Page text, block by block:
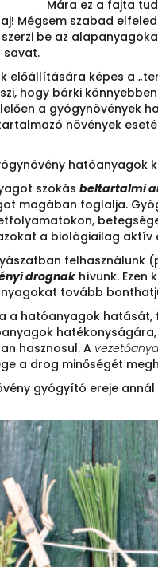
Mára ez a fajta
Mégsem szabad
be az
savat.
képes a
hogy bárki
a
növények
hatóanyagok
szokás beltartalmi
magában foglalja.
a biológiailag
felhasználunk
drognak hívunk.
tovább
a hatóanyagok hatását,
hasznosul. A
a drog minőségét
gyógyító ereje